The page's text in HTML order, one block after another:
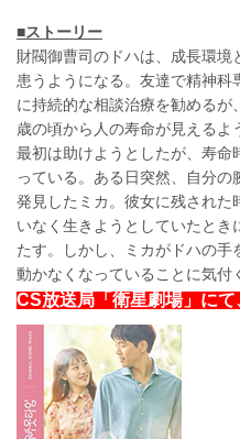
■ストーリー
財閥御曹司のドハは、成長環
患うようになる。友達で精神
に持続的な相談治療を勧める
歳の頃から人の寿命が見えるよ
最初は助けようとしたが、寿命
っている。ある日突然、自分
発見したミカ。彼女に残され
いなく生きようとしていたと
たす。しかし、ミカがドハの
動かなくなっていることに気付
CS放送局「衛星劇場」に